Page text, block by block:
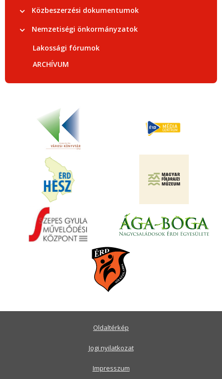
Közbeszerzési dokumentumok
Nemzetiségi önkormányzatok
Lakossági fórumok
ARCHÍVUM
Oldaltérkép
Jogi nyilatkozat
Impresszum